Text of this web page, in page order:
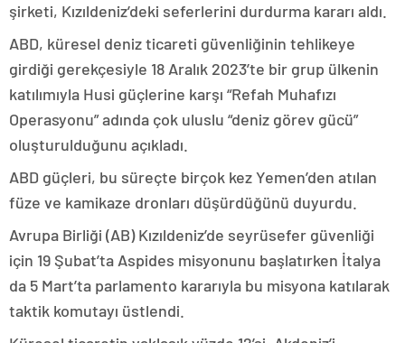
şirketi, Kızıldeniz’deki seferlerini durdurma kararı aldı.
ABD, küresel deniz ticareti güvenliğinin tehlikeye
girdiği gerekçesiyle 18 Aralık 2023’te bir grup ülkenin
katılımıyla Husi güçlerine karşı “Refah Muhafızı
Operasyonu” adında çok uluslu “deniz görev gücü”
oluşturulduğunu açıkladı.
ABD güçleri, bu süreçte birçok kez Yemen’den atılan
füze ve kamikaze dronları düşürdüğünü duyurdu.
Avrupa Birliği (AB) Kızıldeniz’de seyrüsefer güvenliği
için 19 Şubat’ta Aspides misyonunu başlatırken İtalya
da 5 Mart’ta parlamento kararıyla bu misyona katılarak
taktik komutayı üstlendi.